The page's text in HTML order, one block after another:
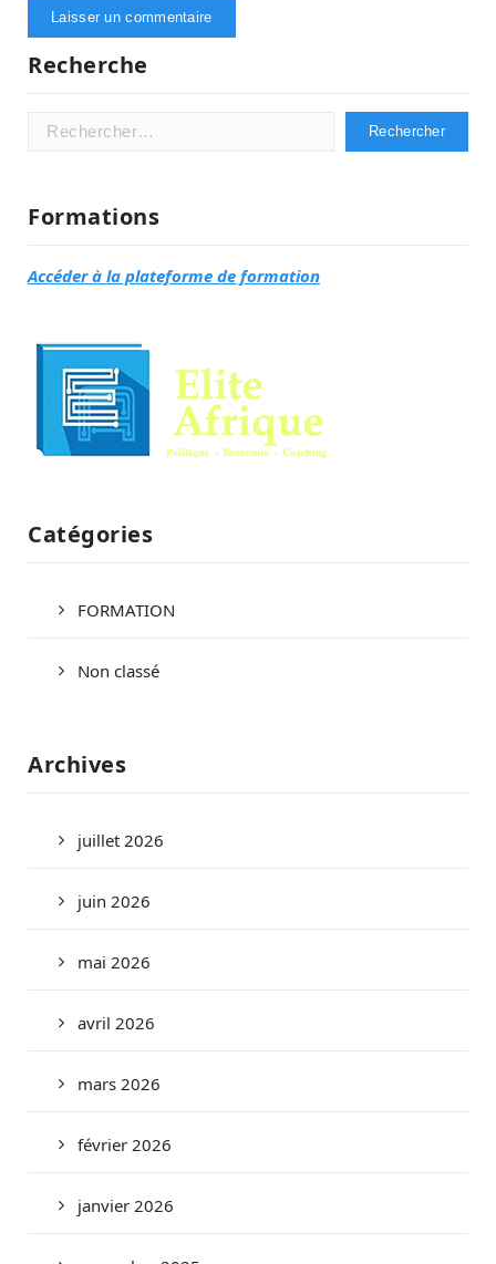
Recherche
Rechercher :
Formations
Accéder à la plateforme de formation
Catégories
FORMATION
Non classé
Archives
juillet 2026
juin 2026
mai 2026
avril 2026
mars 2026
février 2026
janvier 2026